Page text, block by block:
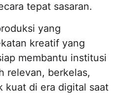
tepat sasaran.
yang
kreatif yang
membantu institusi
relevan, berkelas,
kuat di era digital saat